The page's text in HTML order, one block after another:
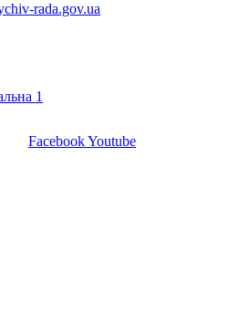
rada.gov.ua
1
FacebookYoutube